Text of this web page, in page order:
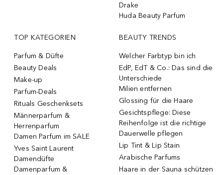
Drake
Huda Beauty Parfum
TOP KATEGORIEN
Parfum & Düfte
Beauty Deals
Make-up
Parfum-Deals
Rituals Geschenksets
Männerparfum &
Herrenparfum
Damen Parfum im SALE
Yves Saint Laurent
Damendüfte
Damenparfum &
BEAUTY TRENDS
Welcher Farbtyp bin ich
EdP, EdT & Co.: Das sind die
Unterschiede
Milien entfernen
Glossing für die Haare
Gesichtspflege: Diese
Reihenfolge ist die richtige
Dauerwelle pflegen
Lip Tint & Lip Stain
Arabische Parfums
Haare in der Sauna schützen